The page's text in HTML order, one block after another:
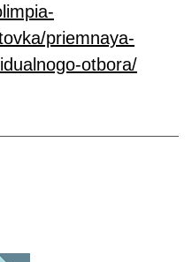
priemnaya-
otbora/